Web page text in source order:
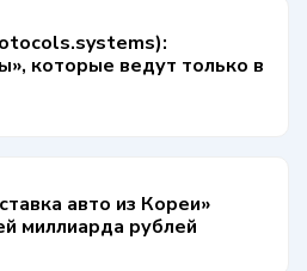
которые ведут только в
авто из Кореи»
миллиарда рублей